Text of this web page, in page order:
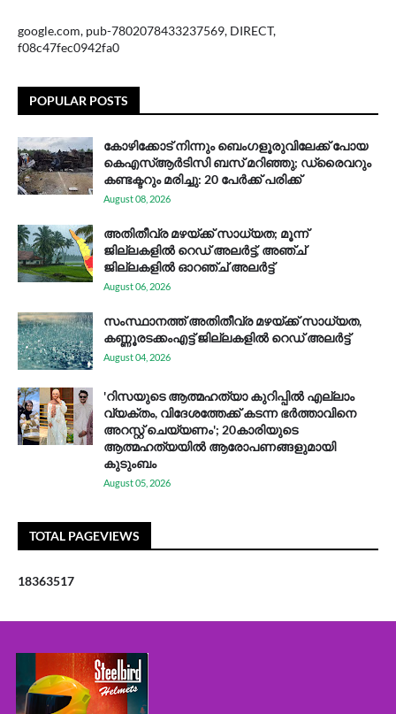
google.com, pub-7802078433237569, DIRECT,
f08c47fec0942fa0
POPULAR POSTS
കോഴിക്കോട് നിന്നും ബെംഗളൂരുവിലേക്ക് പോയ
കെഎസ്ആര്‍ടിസി ബസ് മറിഞ്ഞു; ഡ്രൈവറും
കണ്ടക്ടറും മരിച്ചു: 20 പേര്‍ക്ക് പരിക്ക്
August 08, 2026
അതിതീവ്ര മഴയ്ക്ക് സാധ്യത; മൂന്ന്
ജില്ലകളിൽ റെഡ് അലർട്ട്, അഞ്ച്
ജില്ലകളിൽ ഓറഞ്ച് അലർട്ട്
August 06, 2026
സം​സ്ഥാ​ന​ത്ത് അ​തി​തീ​വ്ര മ​ഴ​യ്ക്ക് സാ​ധ്യ​ത,
കണ്ണൂരടക്കംഎ​ട്ട് ജി​ല്ല​ക​ളി​ൽ റെ​ഡ് അ​ലർ​ട്ട്
August 04, 2026
'റിസയുടെ ആത്മഹത്യാ കുറിപ്പിൽ എല്ലാം
വ്യക്തം, വിദേശത്തേക്ക് കടന്ന ഭർത്താവിനെ
അറസ്റ്റ് ചെയ്യണം'; 20കാരിയുടെ
ആത്മഹത്യയിൽ ആരോപണങ്ങളുമായി
കുടുംബം
August 05, 2026
TOTAL PAGEVIEWS
18363517